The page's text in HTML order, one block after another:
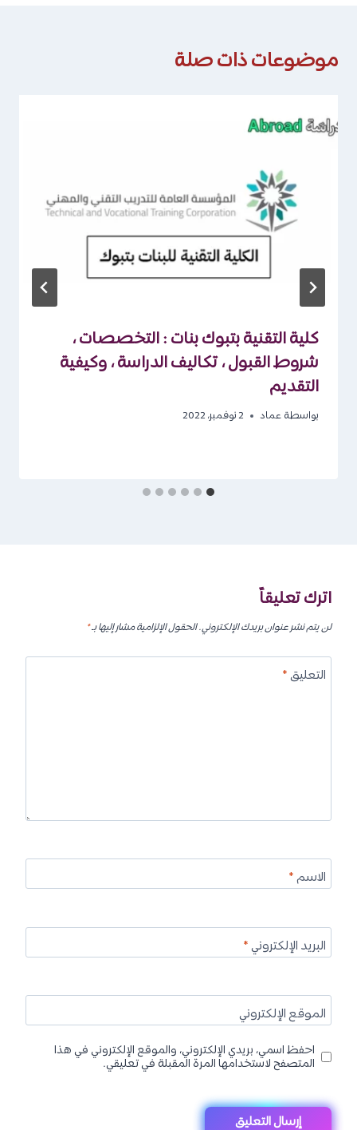
موضوعات ذات صلة
كلية التقنية بتبوك بنات : التخصصات ،
شروط القبول ، تكاليف الدراسة ، وكيفية
التقديم
بواسطة عماد 2 نوفمبر، 2022
اترك تعليقاً
لن يتم نشر عنوان بريدك الإلكتروني.الحقول الإلزامية مشار إليها بـ*
التعليق*
الاسم*
البريد الإلكتروني*
الموقع الإلكتروني
احفظ اسمي، بريدي الإلكتروني، والموقع الإلكتروني في هذا
المتصفح لاستخدامها المرة المقبلة في تعليقي.